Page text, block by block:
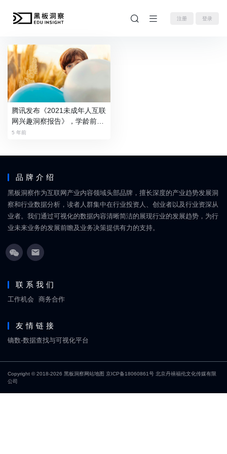
注册 登录
腾讯发布《2021未成年人互联
网兴趣洞察报告》，学龄前儿
童触网比例达42.3%
5 年前
品牌介绍
黑板洞察作为互联网产业内容领域头部品牌，擅长深度的产业趋势发展洞
察和行业数据分析，读者人群集中在行业投资人、创业者以及行业资深从
业者。我们通过可视化的数据内容清晰简洁的展现行业的发展趋势，为行
业未来业务的发展前瞻及业务决策提供有力的支持。
联系我们
工作机会 商务合作
友情链接
镝数-数据查找与可视化平台
Copyright © 2018-2026 黑板洞察网站地图 京ICP备18060861号 北京丹禧福伦文化传媒有限
公司